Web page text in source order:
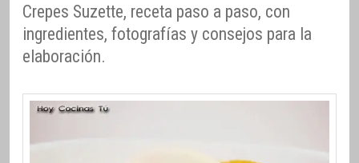
Crepes Suzette, receta paso a paso, con
ingredientes, fotografías y consejos para la
elaboración.